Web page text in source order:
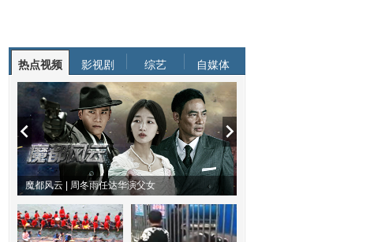
热点视频 影视剧 综艺 自媒体
魔都风云 | 周冬雨任达华演父女